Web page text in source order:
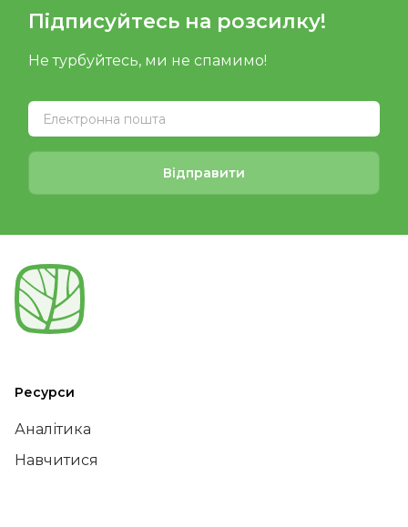
Підписуйтесь на розсилку!
Не турбуйтесь, ми не спамимо!
Відправити
Ресурси
Аналітика
Навчитися